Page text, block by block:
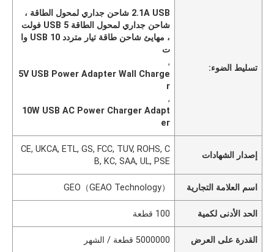
تسليط الضوء:
2.1A USB شاحن جداري لمحول الطاقة ،
شاحن جداري لمحول الطاقة USB 5 فولت
، مهايئ شاحن طاقة تيار متردد USB 10 وا
ت
,
5V USB Power Adapter Wall Charge
r
,
10W USB AC Power Charger Adapt
er
إصدار الشهادات
CE, UKCA, ETL, GS, FCC, TUV, ROHS, C
B, KC, SAA, UL, PSE
اسم العلامة التجارية GEO（GEAO Technology）
الحد الأدنى لكمية 100 قطعة
القدرة على العرض 5000000 قطعة / الشهر